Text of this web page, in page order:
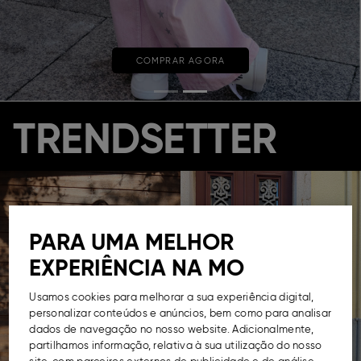
COMPRAR AGORA
TRENDSETTER
PARA UMA MELHOR
EXPERIÊNCIA NA MO
Usamos cookies para melhorar a sua experiência digital,
personalizar conteúdos e anúncios, bem como para analisar
dados de navegação no nosso website. Adicionalmente,
partilhamos informação, relativa à sua utilização do nosso